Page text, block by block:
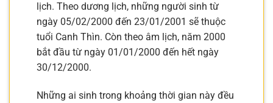
lịch. Theo dương lịch, những người sinh từ
ngày 05/02/2000 đến 23/01/2001 sẽ thuộc
tuổi Canh Thìn. Còn theo âm lịch, năm 2000
bắt đầu từ ngày 01/01/2000 đến hết ngày
30/12/2000.
Những ai sinh trong khoảng thời gian này đều